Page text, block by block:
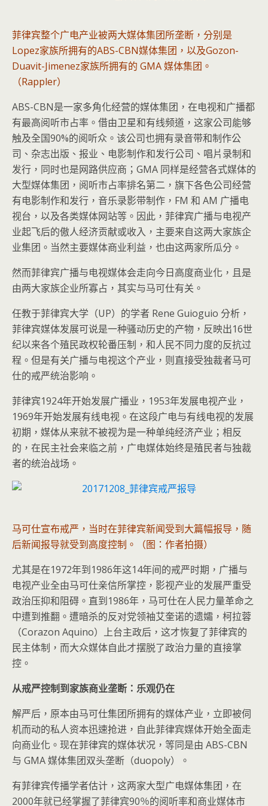
菲律宾整个广电产业被两大媒体集团所垄断，分别是
Lopez家族所拥有的ABS-CBN媒体集团，以及Gozon-
Duavit-Jimenez家族所拥有的 GMA 媒体集团。
（Rappler）
ABS-CBN是一家多角化经营的媒体集团，在电视和广播都
有最高阅听市占率。借由卫星和有线频道，这家公司能够
触及全国90%的阅听众。该公司也拥有录音带和制作公
司、杂志出版、报业、电影制作和发行公司、唱片录制和
发行，同时也是网路供应商；GMA 同样是经营各式媒体的
大型媒体集团，阅听市占率排名第二，旗下各色公司经营
有电影制作和发行，音乐录影带制作，FM 和 AM 广播电
视台，以及各类媒体网站等。因此，菲律宾广播与电视产
业起飞后的傲人经济贡献或收入，主要来自这两大家族企
业集团。当然主要媒体商业利益，也由这两家所瓜分。
然而菲律宾广播与电视媒体会走向今日高度商业化，且是
由两大家族企业所寡占，其实与马可仕有关。
任教于菲律宾大学（UP）的学者 Rene Guioguio 分析，
菲律宾媒体发展可说是一种骚动历史的产物，反映出16世
纪以来各个殖民政权轮番压制，和人民不同力度的反抗过
程。但是有关广播与电视这个产业，则直接受独裁者马可
仕的戒严统治影响。
菲律宾1924年开始发展广播业，1953年发展电视产业，
1969年开始发展有线电视。在这段广电与有线电视的发展
初期，媒体从来就不被视为是一种单纯经济产业；相反
的，在民主社会来临之前，广电媒体始终是殖民者与独裁
者的统治战场。
马可仕宣布戒严，当时在菲律宾新闻受到大篇幅报导，随
后新闻报导就受到高度控制。（图：作者拍摄）
尤其是在1972年到1986年这14年间的戒严时期，广播与
电视产业全由马可仕亲信所掌控，影视产业的发展严重受
政治压抑和阻碍。直到1986年，马可仕在人民力量革命之
中遭到推翻。遭暗杀的反对党领袖艾奎诺的遗孀，柯拉蓉
（Corazon Aquino）上台主政后，这才恢复了菲律宾的
民主体制，而大众媒体自此才摆脱了政治力量的直接掌
控。
从戒严控制到家族商业垄断：乐观仍在
解严后，原本由马可仕集团所拥有的媒体产业，立即被伺
机而动的私人资本迅速抢进，自此菲律宾媒体开始全面走
向商业化。现在菲律宾的媒体状况，等同是由 ABS-CBN
与 GMA 媒体集团双头垄断（duopoly）。
有菲律宾传播学者估计，这两家大型广电媒体集团，在
2000年就已经掌握了菲律宾90％的阅听率和商业媒体市